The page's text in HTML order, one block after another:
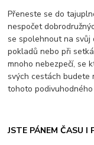
Přeneste se do
nespočet
se spolehnout na
pokladů nebo při
mnoho nebezpečí, se
svých cestách budete
tohoto podivuhodného
JSTE PÁNEM ČASU I